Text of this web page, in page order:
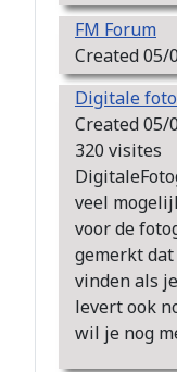
FM Forum
Created 05/
Digitale
Created 05/
320 visites
veel
voor de
gemerkt
vinden als
levert ook
wil je nog